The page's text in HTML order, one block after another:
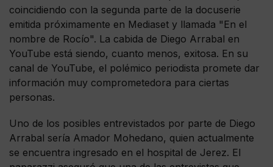
coincidiendo con la segunda parte de la docuserie
emitida próximamente en Mediaset y llamada "En el
nombre de Rocío". La cabida de Diego Arrabal en
YouTube está siendo, cuanto menos, exitosa. En su
canal de YouTube, el polémico periodista promete dar
información muy comprometedora para ciertas
personas.
Uno de los posibles entrevistados por parte de Diego
Arrabal sería Amador Mohedano, quien actualmente
se encuentra ingresado en el hospital de Jerez. El